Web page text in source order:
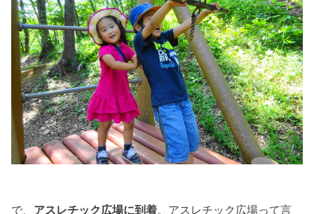
で、 アスレチック広場に到着。アスレチック広場って言